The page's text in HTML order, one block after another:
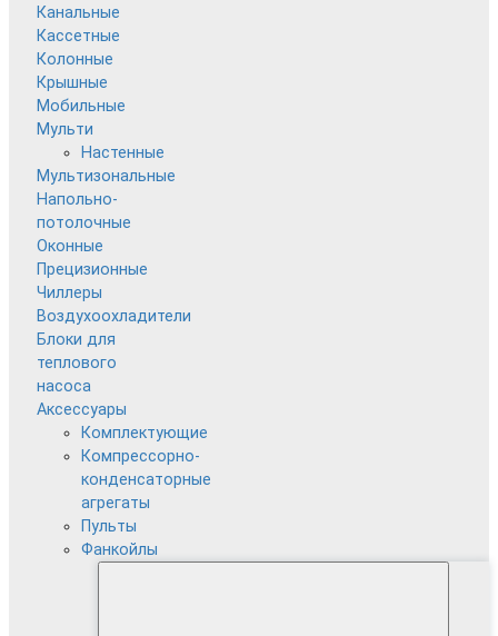
Канальные
Кассетные
Колонные
Крышные
Мобильные
Мульти
Настенные
Мультизональные
Напольно-
потолочные
Оконные
Прецизионные
Чиллеры
Воздухоохладители
Блоки для
теплового
насоса
Аксессуары
Комплектующие
Компрессорно-
конденсаторные
агрегаты
Пульты
Фанкойлы